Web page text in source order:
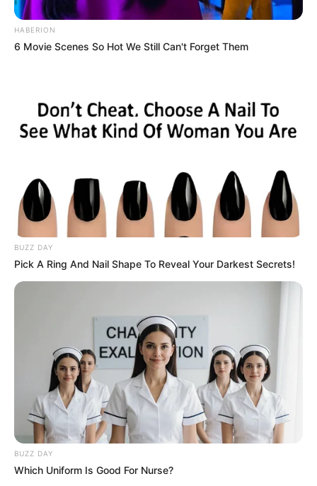
Découvrez le Cheval du jour
Le Pronostic PMU PLAY en chiffre du Quinté
du jour en 7 chevaux du PRIX DE LA TOUR
HABERION
6 Movie Scenes So Hot We Still Can't Forget Them
BUZZ DAY
Pick A Ring And Nail Shape To Reveal Your Darkest Secrets!
BUZZ DAY
Which Uniform Is Good For Nurse?